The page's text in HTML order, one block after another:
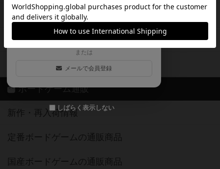
Google X
Apple Facebook
または
メールで会員登録
しばらく表示しない
ボドとも・会員一覧
ボードゲーム業界コラム
ボドゲーマご利用案内
ボードゲーム通販
新作・再入荷情報
定番ボードゲームの通販商品
国産ボードゲームの通販商品